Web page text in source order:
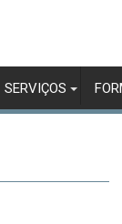
SERVIÇOS